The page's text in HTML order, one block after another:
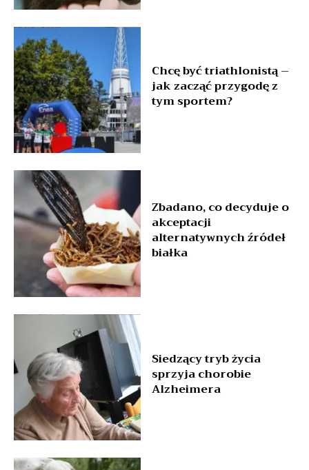
Chcę być triathlonistą –
jak zacząć przygodę z
tym sportem?
Zbadano, co decyduje o
akceptacji
alternatywnych źródeł
białka
Siedzący tryb życia
sprzyja chorobie
Alzheimera